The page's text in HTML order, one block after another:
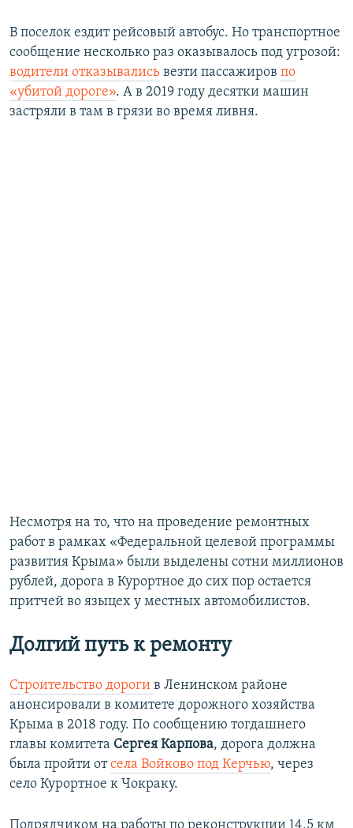
В поселок ездит рейсовый автобус. Но транспортное
сообщение несколько раз оказывалось под угрозой:
водители отказывались везти пассажиров по
«убитой дороге». А в 2019 году десятки машин
застряли в там в грязи во время ливня.
Несмотря на то, что на проведение ремонтных
работ в рамках «Федеральной целевой программы
развития Крыма» были выделены сотни миллионов
рублей, дорога в Курортное до сих пор остается
притчей во языцех у местных автомобилистов.
Долгий путь к ремонту
Строительство дороги в Ленинском районе
анонсировали в комитете дорожного хозяйства
Крыма в 2018 году. По сообщению тогдашнего
главы комитета Сергея Карпова, дорога должна
была пройти отсела Войково под Керчью, через
село Курортное к Чокраку.